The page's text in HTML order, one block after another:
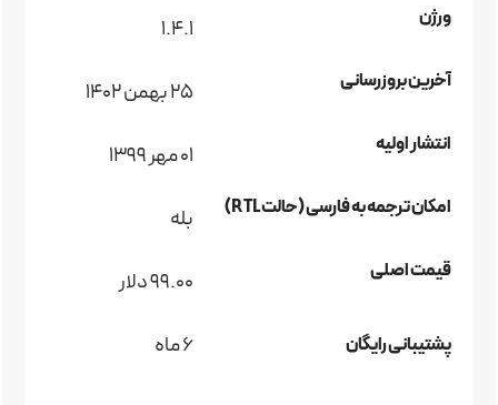
ورژن 1.4.1
آخرین بروزرسانی 25 بهمن 1402
انتشار اولیه 01 مهر 1399
امکان ترجمه به فارسی (حالت RTL) بله
قیمت اصلی 99.00 دلار
پشتیبانی رایگان 6 ماه